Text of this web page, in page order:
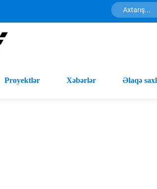
Proyektlər Xəbərlər Əlaqə